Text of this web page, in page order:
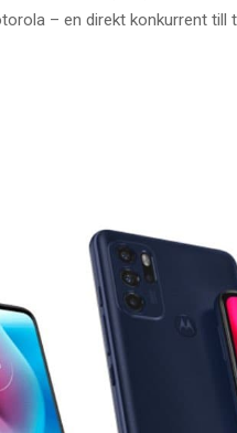
– en direkt konkurrent till